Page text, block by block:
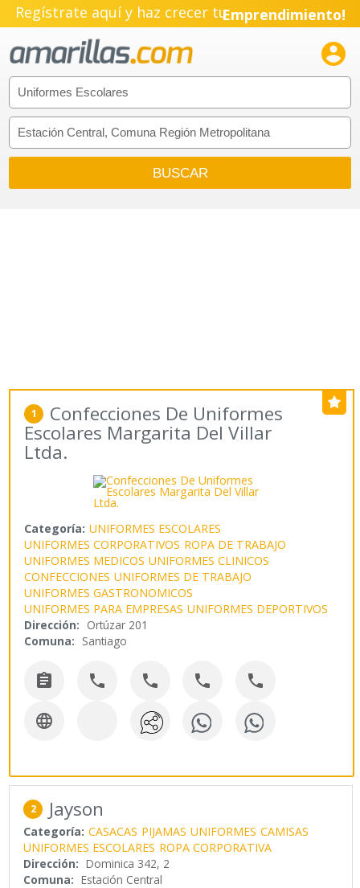
Regístrate aquí y haz crecer tuEmprendimiento!

1 Confecciones De Uniformes
Escolares Margarita Del Villar
Ltda.
Categoría: UNIFORMES ESCOLARES
UNIFORMES CORPORATIVOS ROPA DE TRABAJO
UNIFORMES MEDICOS UNIFORMES CLINICOS
CONFECCIONES UNIFORMES DE TRABAJO
UNIFORMES GASTRONOMICOS
UNIFORMES PARA EMPRESAS UNIFORMES DEPORTIVOS
Dirección: Ortúzar 201
Comuna: Santiago
    

2 Jayson
Categoría: CASACAS PIJAMAS UNIFORMES CAMISAS
UNIFORMES ESCOLARES ROPA CORPORATIVA
Dirección: Dominica 342, 2
Comuna: Estación Central